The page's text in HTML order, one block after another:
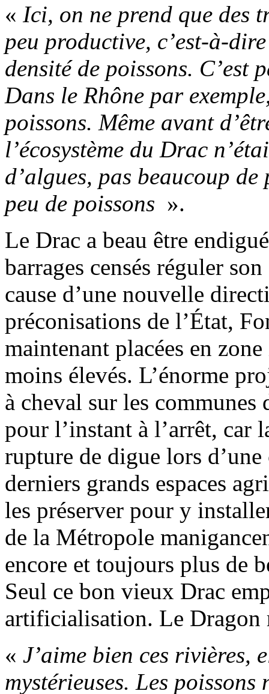
« Ici, on ne prend que des
peu productive, c’est-à-
densité de poissons. C’est
Dans le Rhône par
poissons. Même avant
l’écosystème du Drac
d’algues, pas beaucoup
peu de poissons ».
Le Drac a beau être
barrages censés réguler
cause d’une nouvelle
préconisations de l’État,
maintenant placées en
moins élevés. L’énorme
à cheval sur les communes
pour l’instant à l’arrêt, car
rupture de digue lors
derniers grands espaces
les préserver pour y
de la Métropole
encore et toujours plus de
Seul ce bon vieux Drac
artificialisation. Le Dragon
« J’aime bien ces rivières,
mystérieuses. Les